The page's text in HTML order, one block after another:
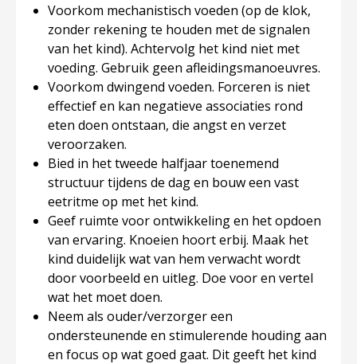
Voorkom mechanistisch voeden (op de klok,
zonder rekening te houden met de signalen
van het kind). Achtervolg het kind niet met
voeding. Gebruik geen afleidingsmanoeuvres.
Voorkom dwingend voeden. Forceren is niet
effectief en kan negatieve associaties rond
eten doen ontstaan, die angst en verzet
veroorzaken.
Bied in het tweede halfjaar toenemend
structuur tijdens de dag en bouw een vast
eetritme op met het kind.
Geef ruimte voor ontwikkeling en het opdoen
van ervaring. Knoeien hoort erbij. Maak het
kind duidelijk wat van hem verwacht wordt
door voorbeeld en uitleg. Doe voor en vertel
wat het moet doen.
Neem als ouder/verzorger een
ondersteunende en stimulerende houding aan
en focus op wat goed gaat. Dit geeft het kind